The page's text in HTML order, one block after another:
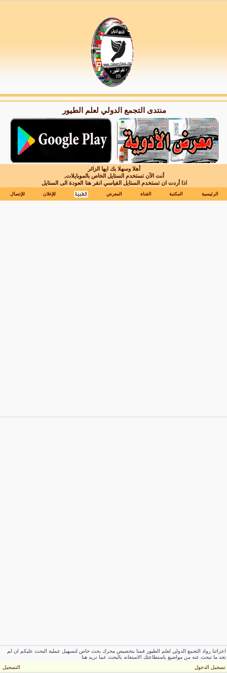
منتدى التجمع الدولي لعلم الطيور
أهلا وسهلا بك ايها الزائر
أنت الآن تستخدم الستايل الخاص بالموبايلات,
اذا أردت ان تستخدم الستايل القياسي انقر هنا العودة الى الستايل
الرئيسية المكتبة القناة المعرض للإعلان للإتصال
اعزائنا رواد التجمع الدولي لعلم الطيور قمنا بتخصيص محرك بحث خاص لتسهيل عملية البحث عليكم ان لم
تجد ما تبحث عنه من مواضيع باستطاعتك الاستعانه بالبحث عما تريد هنا
تسجيل الدخول
التسجيل